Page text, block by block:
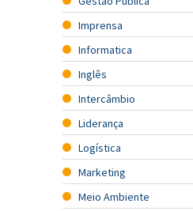
Imprensa
Informatica
Inglês
Intercâmbio
Liderança
Logística
Marketing
Meio Ambiente